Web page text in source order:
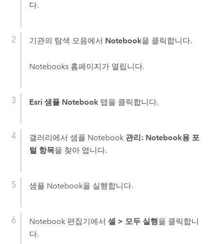
다.
기관의 탐색 모음에서 Notebook을 클릭합니다.
Notebooks홈페이지가 열립니다.
Esri 샘플 Notebook탭을 클릭합니다.
갤러리에서 샘플 Notebook 관리: Notebook용 포
털 항목을 찾아 엽니다.
샘플 Notebook을 실행합니다.
Notebook 편집기에서 셀 > 모두 실행을 클릭합니
다.